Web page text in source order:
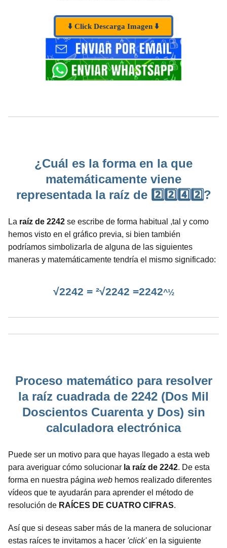
⬇️ Click Descarga Imagen ⬇️
¿Cuál es la forma en la que
matemáticamente viene
representada la raíz de 2️⃣2️⃣4️⃣2️⃣?
La raíz de 2242 se escribe de forma habitual ,tal y como
hemos visto en el gráfico previa, si bien también
podríamos simbolizarla de alguna de las siguientes
maneras y matemáticamente tendría el mismo significado:
√2242 = ²√2242 =2242^½
Proceso matemático para resolver
la raíz cuadrada de 2242 (Dos Mil
Doscientos Cuarenta y Dos) sin
calculadora electrónica
Puede ser un motivo para que hayas llegado a esta web
para averiguar cómo solucionar la raíz de 2242. De esta
forma en nuestra página web hemos realizado diferentes
vídeos que te ayudarán para aprender el método de
resolución de RAÍCES DE CUATRO CIFRAS.
Así que si deseas saber más de la manera de solucionar
estas raíces te invitamos a hacer 'click'en la siguiente